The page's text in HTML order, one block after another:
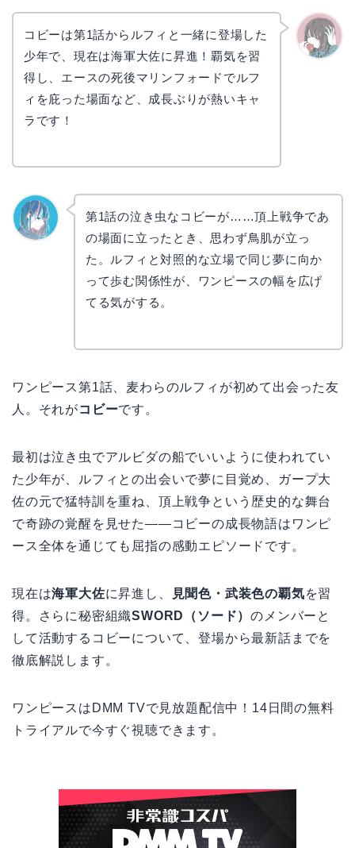
コビーは第1話からルフィと一緒に登場した
少年で、現在は海軍大佐に昇進！覇気を習
得し、エースの死後マリンフォードでルフ
ィを庇った場面など、成長ぶりが熱いキャ
ラです！
第1話の泣き虫なコビーが……頂上戦争であ
の場面に立ったとき、思わず鳥肌が立っ
た。ルフィと対照的な立場で同じ夢に向か
って歩む関係性が、ワンピースの幅を広げ
てる気がする。
ワンピース第1話、麦わらのルフィが初めて出会った友
人。それがコビーです。
最初は泣き虫でアルビダの船でいいように使われてい
た少年が、ルフィとの出会いで夢に目覚め、ガープ大
佐の元で猛特訓を重ね、頂上戦争という歴史的な舞台
で奇跡の覚醒を見せた——コビーの成長物語はワンピ
ース全体を通じても屈指の感動エピソードです。
現在は海軍大佐に昇進し、 見聞色・武装色の覇気を習
得。さらに秘密組織SWORD（ソード）のメンバーと
して活動するコビーについて、登場から最新話までを
徹底解説します。
ワンピースはDMM TVで見放題配信中！14日間の無料
トライアルで今すぐ視聴できます。